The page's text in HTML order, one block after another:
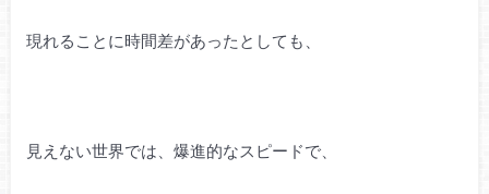
現れることに時間差があったとしても、
見えない世界では、爆進的なスピードで、